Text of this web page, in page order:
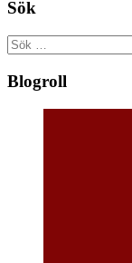
Sök
Sök
efter:
Blogroll